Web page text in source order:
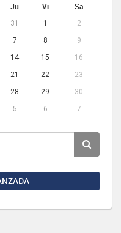
Ju Vi Sa
31 1
2
7 8
9
14 15
16
21 22
23
28 29
30
5 6 7